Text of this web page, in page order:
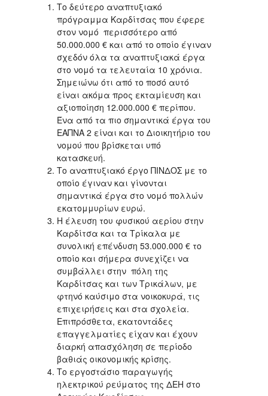
Το δεύτερο αναπτυξιακό
πρόγραμμα Καρδίτσας που έφερε
στον νομό περισσότερο από
50.000.000 € και από το οποίο έγιναν
σχεδόν όλα τα αναπτυξιακά έργα
στο νομό τα τελευταία 10 χρόνια.
Σημειώνω ότι από το ποσό αυτό
είναι ακόμα προς εκταμίευση και
αξιοποίηση 12.000.000 € περίπου.
Ένα από τα πιο σημαντικά έργα του
ΕΑΠΝΑ 2 είναι και το Διοικητήριο του
νομού που βρίσκεται υπό
κατασκευή.
Το αναπτυξιακό έργο ΠΙΝΔΟΣ με το
οποίο έγιναν και γίνονται
σημαντικά έργα στο νομό πολλών
εκατομμυρίων ευρώ.
Η έλευση του φυσικού αερίου στην
Καρδίτσα και τα Τρίκαλα με
συνολική επένδυση 53.000.000 € το
οποίο και σήμερα συνεχίζει να
συμβάλλει στην πόλη της
Καρδίτσας και των Τρικάλων, με
φτηνό καύσιμο στα νοικοκυρά, τις
επιχειρήσεις και στα σχολεία.
Επιπρόσθετα, εκατοντάδες
επαγγελματίες είχαν και έχουν
διαρκή απασχόληση σε περίοδο
βαθιάς οικονομικής κρίσης.
Το εργοστάσιο παραγωγής
ηλεκτρικού ρεύματος της ΔΕΗ στο